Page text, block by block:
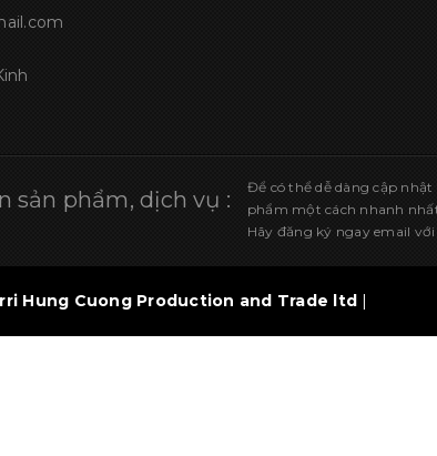
sản phẩm, dịch vụ :
Để có thể dễ dàng cập
phẩm một cách nhanh
Hãy đăng ký ngay email
Hung Cuong Production and Trade ltd |